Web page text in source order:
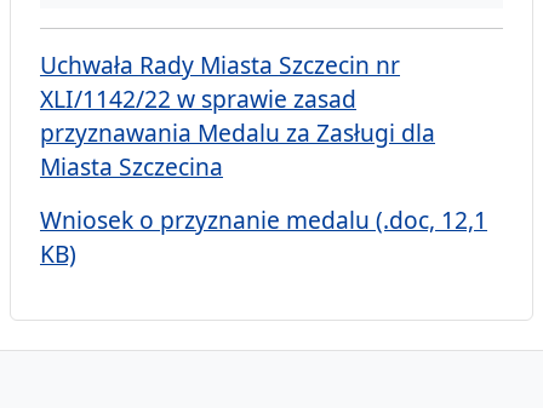
Uchwała Rady Miasta Szczecin nr
XLI/1142/22 w sprawie zasad
przyznawania Medalu za Zasługi dla
Miasta Szczecina
Wniosek o przyznanie medalu (.doc, 12,1
KB)